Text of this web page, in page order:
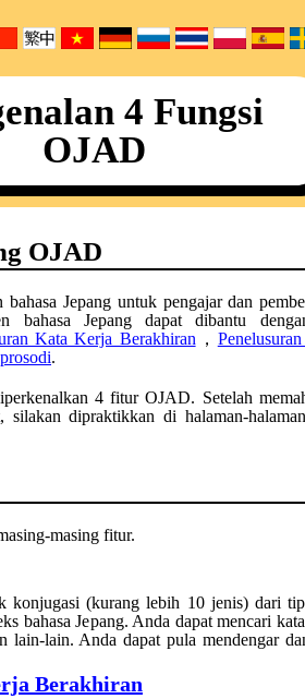
4 Fungsi
OJAD
OJAD
Jepang untuk pengajar dan
bahasa Jepang dapat dibantu
Kata Kerja Berakhiran ，
.
4 fitur OJAD. Setelah
silakan dipraktikkan di halaman-halaman
masing fitur.
konjugasi (kurang lebih 10 jenis) dari
bahasa Jepang. Anda dapat mencari
lain-lain. Anda dapat pula mendengar
Berakhiran